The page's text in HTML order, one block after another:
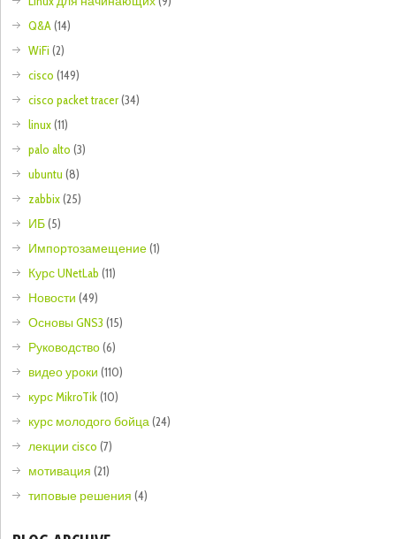
Q&A(14)
WiFi (2)
cisco (149)
cisco packet tracer(34)
linux(11)
palo alto (3)
ubuntu (8)
zabbix(25)
ИБ(5)
Импортозамещение(1)
Курс UNetLab (11)
Новости (49)
Основы GNS3 (15)
Руководство(6)
видео уроки (110)
курс MikroTik(10)
курс молодого бойца(24)
лекции cisco (7)
мотивация (21)
типовые решения (4)